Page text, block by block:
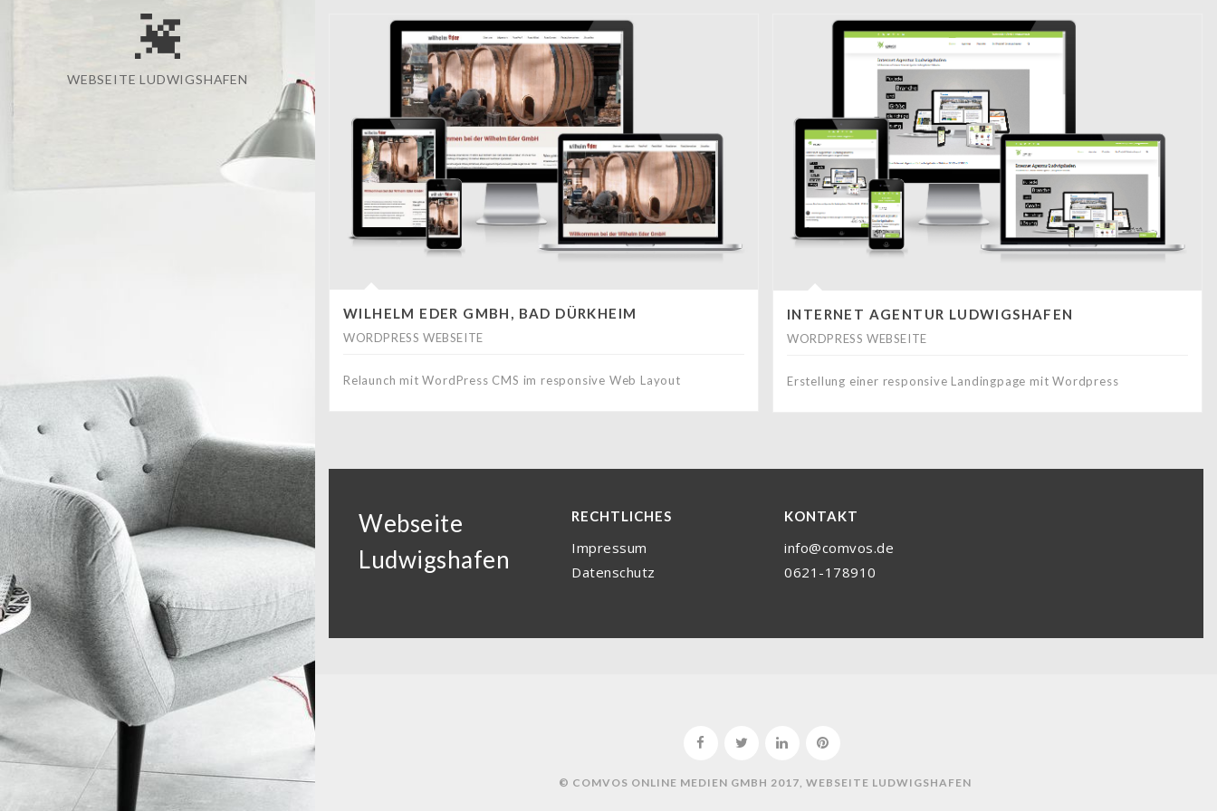
WEBSEITE LUDWIGSHAFEN
WILHELM EDER GMBH, BAD DÜRKHEIM
WORDPRESS WEBSEITE
Relaunch mit WordPress CMS im responsive Web Layout
INTERNET AGENTUR LUDWIGSHAFEN
WORDPRESS WEBSEITE
Erstellung einer responsive Landingpage mit Wordpress
Webseite
Ludwigshafen
RECHTLICHES
Impressum
Datenschutz
KONTAKT
info@comvos.de
0621-178910
© COMVOS ONLINE MEDIEN GMBH 2017, WEBSEITE LUDWIGSHAFEN